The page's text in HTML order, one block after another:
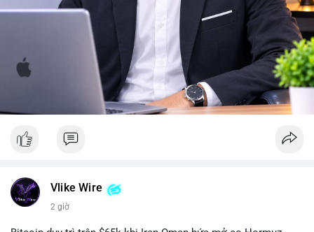
Vlike Wire
2 giờ